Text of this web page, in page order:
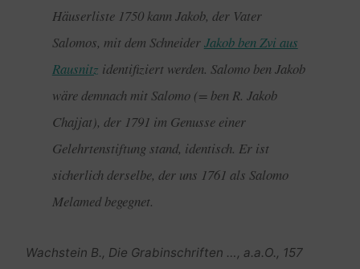
Häuserliste 1750 kann Jakob, der Vater
Salomos, mit dem SchneiderJakob ben Zvi aus
Rausnitz identifiziert werden. Salomo ben Jakob
wäre demnach mit Salomo (= ben R. Jakob
Chajjat), der 1791 im Genusse einer
Gelehrtenstiftung stand, identisch. Er ist
sicherlich derselbe, der uns 1761 als Salomo
Melamed begegnet.
Wachstein B., Die Grabinschriften …, a.a.O., 157